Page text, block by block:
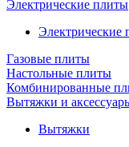
Электрические плиты
Электрические
Газовые плиты
Настольные плиты
Комбинированные
Вытяжки и
Вытяжки